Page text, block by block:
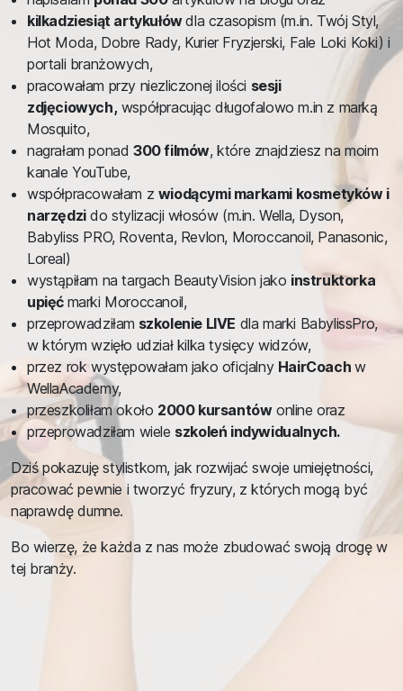
kilkadziesiąt artykułówdla czasopism (m.in. Twój Styl,
Hot Moda, Dobre Rady, Kurier Fryzjerski, Fale Loki Koki) i
portali branżowych,
pracowałam przy niezliczonej ilości sesji
zdjęciowych, współpracując długofalowo m.in z marką
Mosquito,
nagrałam ponad 300 filmów, które znajdziesz na moim
kanale YouTube,
współpracowałam z wiodącymi markami kosmetyków i
narzędzido stylizacji włosów (m.in. Wella, Dyson,
Babyliss PRO, Roventa, Revlon, Moroccanoil, Panasonic,
Loreal)
wystąpiłam na targach BeautyVision jako instruktorka
upięć marki Moroccanoil,
przeprowadziłam szkolenie LIVE dla marki BabylissPro,
w którym wzięło udział kilka tysięcy widzów,
przez rok występowałam jako oficjalny HairCoach w
WellaAcademy,
przeszkoliłam około 2000 kursantówonline oraz
przeprowadziłam wiele szkoleń indywidualnych.
Dziś pokazuję stylistkom, jak rozwijać swoje umiejętności,
pracować pewnie i tworzyć fryzury, z których mogą być
naprawdę dumne.
Bo wierzę, że każda z nas może zbudować swoją drogę w
tej branży.